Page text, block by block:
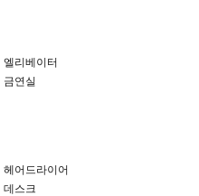
엘리베이터
금연실
헤어드라이어
데스크